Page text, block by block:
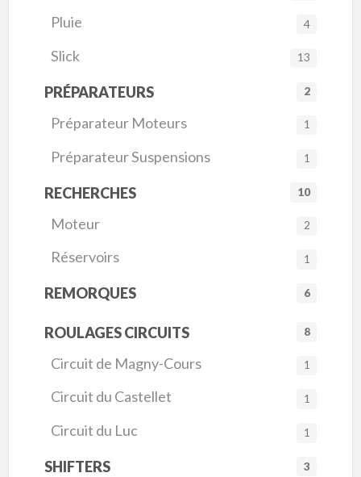
Pluie 4
Slick 13
PRÉPARATEURS 2
Préparateur Moteurs 1
Préparateur Suspensions 1
RECHERCHES 10
Moteur 2
Réservoirs 1
REMORQUES 6
ROULAGES CIRCUITS 8
Circuit de Magny-Cours 1
Circuit du Castellet 1
Circuit du Luc 1
SHIFTERS 3